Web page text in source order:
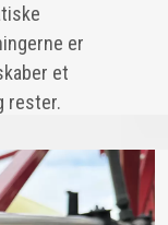
er
et
rester.